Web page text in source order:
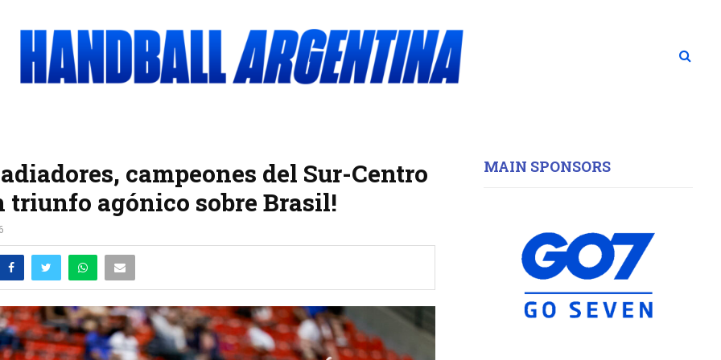
campeones del Sur-Centro
triunfo agónico sobre Brasil!
MAIN SPONSORS